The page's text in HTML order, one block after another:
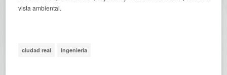
vista ambiental.
ciudad real ingeniería